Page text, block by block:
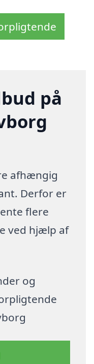
på
afhængig
Derfor er
flere
ved hjælp af
og